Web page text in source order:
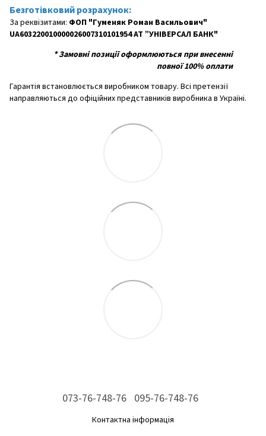
Безготівковий розрахунок:
За реквізитами: ФОП "Гуменяк Роман Васильович"
UA603220010000026007310101954 АТ ”УНІВЕРСАЛ БАНК"
*Замовні позиції оформлюються при внесенні
повної 100% оплати
Гарантія встановлюється виробником товару. Всі претензії
направляються до офіційних представників виробника в Україні.
073-76-748-76 095-76-748-76
Контактна інформація